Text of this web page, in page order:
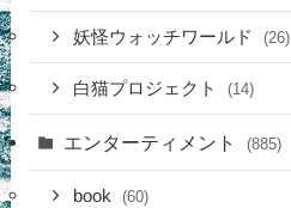
妖怪ウォッチワールド (26)
白猫プロジェクト (14)
エンターティメント (885)
book (60)